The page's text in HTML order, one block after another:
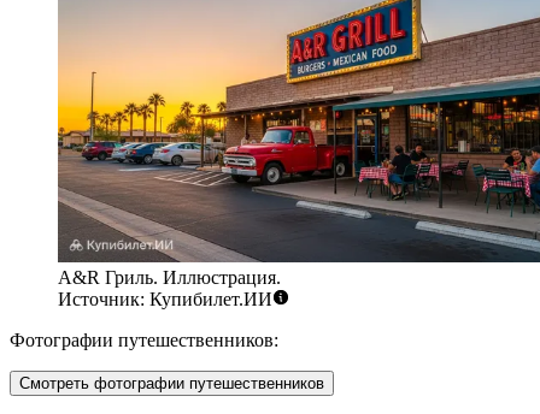
A&R Гриль. Иллюстрация.
Источник: Купибилет.ИИ
Фотографии путешественников:
Смотреть фотографии путешественников